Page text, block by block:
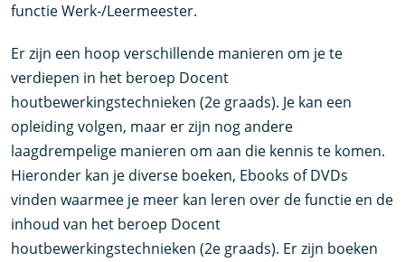
functie Werk-/Leermeester.
Er zijn een hoop verschillende manieren om je te
verdiepen in het beroep Docent
houtbewerkingstechnieken (2e graads). Je kan een
opleiding volgen, maar er zijn nog andere
laagdrempelige manieren om aan die kennis te komen.
Hieronder kan je diverse boeken, Ebooks of DVDs
vinden waarmee je meer kan leren over de functie en de
inhoud van het beroep Docent
houtbewerkingstechnieken (2e graads). Er zijn boeken